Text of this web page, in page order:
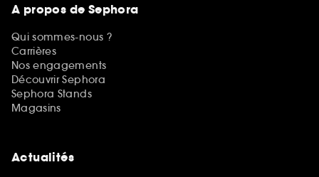
A propos de Sephora
Qui sommes-nous ?
Carrières
Nos engagements
Découvrir Sephora
Sephora Stands
Magasins
Actualités